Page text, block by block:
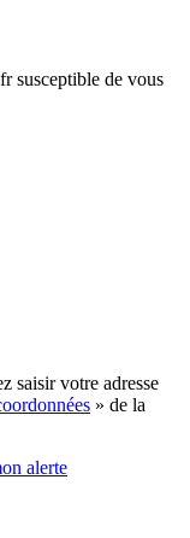
susceptible de vous
saisir votre adresse
» de la
alerte